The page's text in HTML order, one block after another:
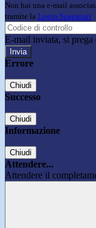
Non hai una e-mail
tramite la Login Spaggiari
E-mail inviata, si prega
Errore
Chiudi
Successo
Chiudi
Informazione
Chiudi
Attendere...
Attendere il